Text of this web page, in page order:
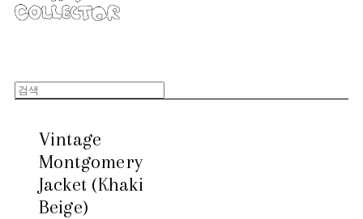
Vintage
Montgomery
Jacket (Khaki
Beige)